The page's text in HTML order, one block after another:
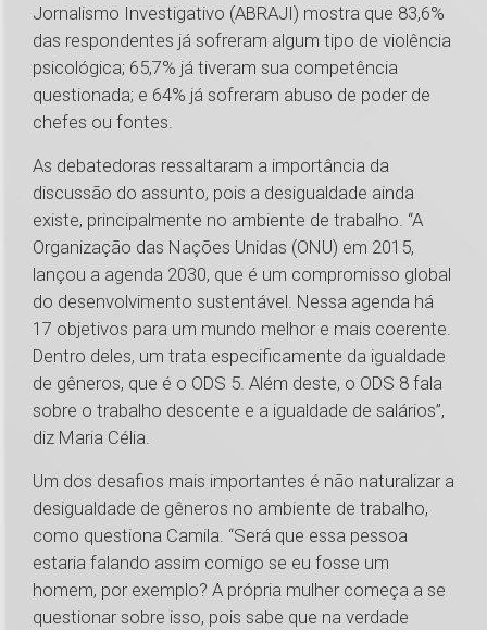
Jornalismo Investigativo (ABRAJI) mostra que 83,6%
das respondentes já sofreram algum tipo de violência
psicológica; 65,7% já tiveram sua competência
questionada; e 64% já sofreram abuso de poder de
chefes ou fontes.
As debatedoras ressaltaram a importância da
discussão do assunto, pois a desigualdade ainda
existe, principalmente no ambiente de trabalho. “A
Organização das Nações Unidas (ONU) em 2015,
lançou a agenda 2030, que é um compromisso global
do desenvolvimento sustentável. Nessa agenda há
17 objetivos para um mundo melhor e mais coerente.
Dentro deles, um trata especificamente da igualdade
de gêneros, que é o ODS 5. Além deste, o ODS 8 fala
sobre o trabalho descente e a igualdade de salários”,
diz Maria Célia.
Um dos desafios mais importantes é não naturalizar a
desigualdade de gêneros no ambiente de trabalho,
como questiona Camila. “Será que essa pessoa
estaria falando assim comigo se eu fosse um
homem, por exemplo? A própria mulher começa a se
questionar sobre isso, pois sabe que na verdade